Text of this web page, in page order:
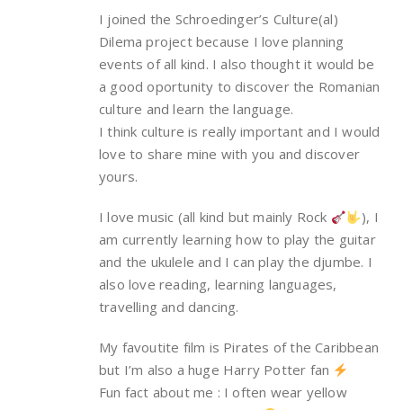
I joined the Schroedinger’s Culture(al)
Dilema project because I love planning
events of all kind. I also thought it would be
a good oportunity to discover the Romanian
culture and learn the language.
I think culture is really important and I would
love to share mine with you and discover
yours.
I love music (all kind but mainly Rock
), I
am currently learning how to play the guitar
and the ukulele and I can play the djumbe. I
also love reading, learning languages,
travelling and dancing.
My favoutite film is Pirates of the Caribbean
but I’m also a huge Harry Potter fan
Fun fact about me : I often wear yellow